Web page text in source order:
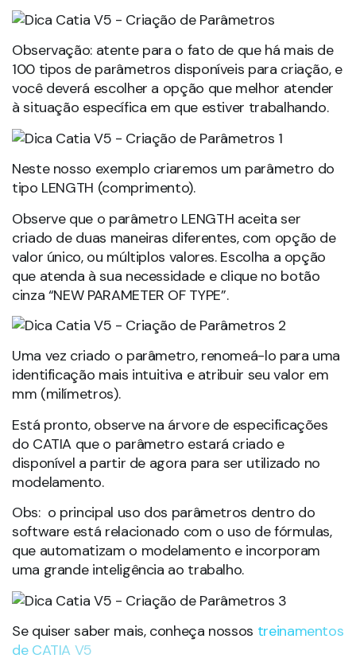
Observação: atente para o fato de que há mais de
100 tipos de parâmetros disponíveis para criação, e
você deverá escolher a opção que melhor atender
à situação específica em que estiver trabalhando.
Neste nosso exemplo criaremos um parâmetro do
tipo LENGTH (comprimento).
Observe que o parâmetro LENGTH aceita ser
criado de duas maneiras diferentes, com opção de
valor único, ou múltiplos valores. Escolha a opção
que atenda à sua necessidade e clique no botão
cinza “NEW PARAMETER OF TYPE”.
Uma vez criado o parâmetro, renomeá-lo para uma
identificação mais intuitiva e atribuir seu valor em
mm (milímetros).
Está pronto, observe na árvore de especificações
do CATIA que o parâmetro estará criado e
disponível a partir de agora para ser utilizado no
modelamento.
Obs: o principal uso dos parâmetros dentro do
software está relacionado com o uso de fórmulas,
que automatizam o modelamento e incorporam
uma grande inteligência ao trabalho.
Se quiser saber mais, conheça nossos treinamentos
de CATIA V5